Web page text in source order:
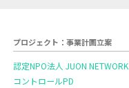
プロジェクト：事業計画立案
認定NPO法人 JUON NETWORK
コントロールPD